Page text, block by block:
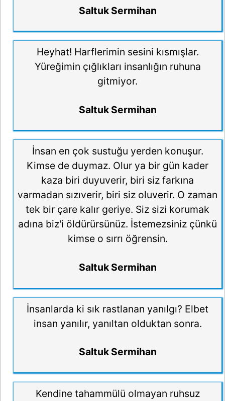
Saltuk Sermihan
Heyhat! Harflerimin sesini kısmışlar.
Yüreğimin çığlıkları insanlığın ruhuna
gitmiyor.
Saltuk Sermihan
İnsan en çok sustuğu yerden konuşur.
Kimse de duymaz. Olur ya bir gün kader
kaza biri duyuverir, biri siz farkına
varmadan sızıverir, biri siz oluverir. O zaman
tek bir çare kalır geriye. Siz sizi korumak
adına biz'i öldürürsünüz. İstemezsiniz çünkü
kimse o sırrı öğrensin.
Saltuk Sermihan
İnsanlarda ki sık rastlanan yanılgı? Elbet
insan yanılır, yanıltan olduktan sonra.
Saltuk Sermihan
Kendine tahammülü olmayan ruhsuz